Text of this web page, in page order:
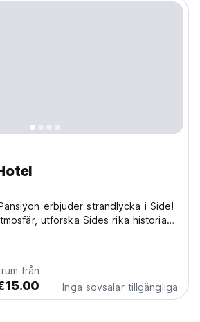
erbjuder strandlycka i Side!
utforska Sides rika historia
original language)
från
Inga sovsalar tillgängliga